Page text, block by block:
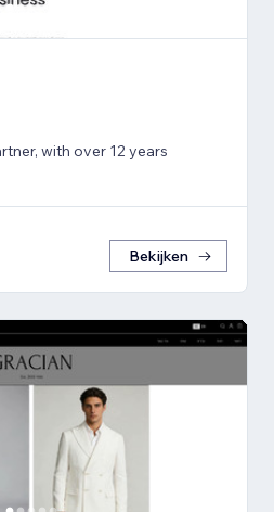
with over 12 years
Bekijken